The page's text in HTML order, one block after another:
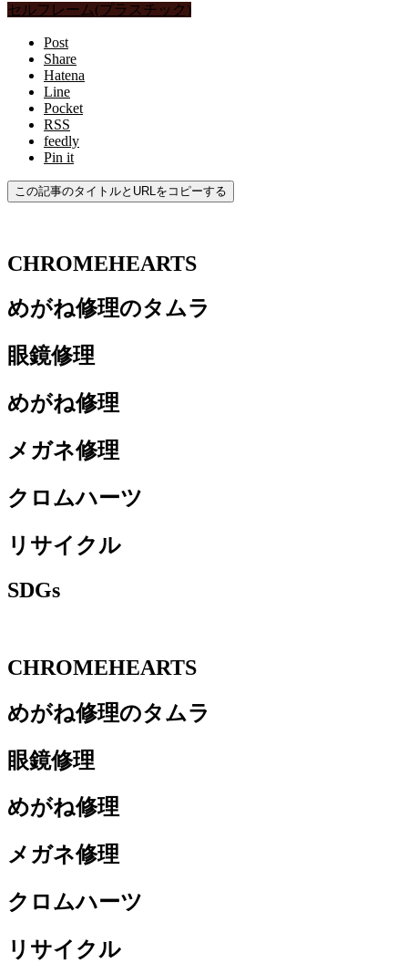
セルフレーム(プラスチック)
Post
Share
Hatena
Line
Pocket
RSS
feedly
Pin it
この記事のタイトルとURLをコピーする
CHROMEHEARTS
めがね修理のタムラ
眼鏡修理
めがね修理
メガネ修理
クロムハーツ
リサイクル
SDGs
CHROMEHEARTS
めがね修理のタムラ
眼鏡修理
めがね修理
メガネ修理
クロムハーツ
リサイクル